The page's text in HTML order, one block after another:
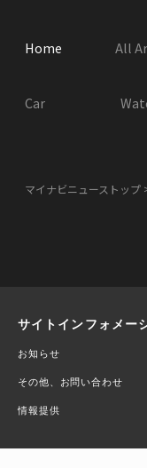
Home All
Car
マイナビニューストップ
サイトインフォメー
お知らせ
その他、お問い合わせ
情報提供